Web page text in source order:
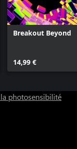
Breakout Beyond
14,99 €
photosensibilité